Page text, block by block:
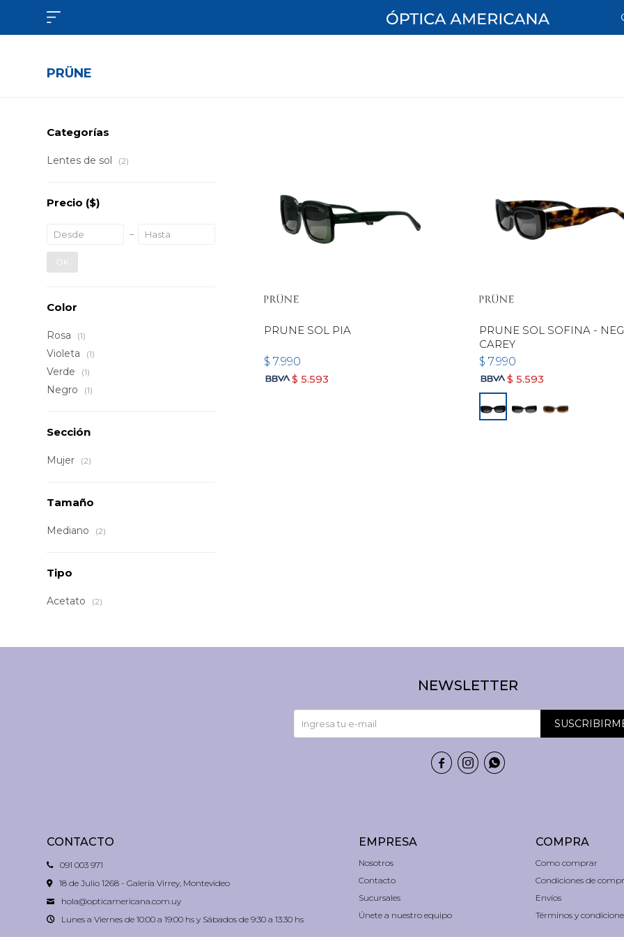

PRÜNE
PRUNE SOL PIA
$ 7.990
$ 5.593
PRUNE SOL SOFINA -
CAREY
$ 7.990
$ 5.593
Categorías
Lentes de sol (2)
Precio ($)
OK
Color
Rosa (1)
Violeta (1)
Verde (1)
Negro (1)
Sección
Mujer (2)
Tamaño
Mediano (2)
Tipo
Acetato (2)
CONTACTO
091 003 971
18 de Julio 1268 - Galería Virrey, Montevideo
hola@opticamericana.com.uy
Lunes a Viernes de 10:00 a 19:00 hs y Sábados de 9:30 a 13:30 hs
EMPRESA
Nosotros
Contacto
Sucursales
Únete a nuestro equipo
COMPRA
Como comprar
Condiciones de
Envíos
Términos y
NEWSLETTER
  